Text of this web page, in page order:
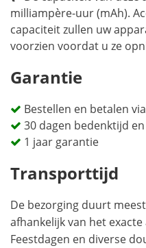
milliampère-uur (mAh).
capaciteit zullen uw
voorzien voordat u ze
Garantie
Bestellen en betalen
30 dagen bedenktijd
1 jaar garantie
Transporttijd
De bezorging duurt
afhankelijk van het
Feestdagen en diverse